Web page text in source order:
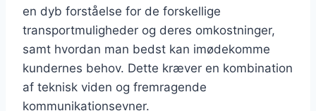
en dyb forståelse for de forskellige
transportmuligheder og deres omkostninger,
samt hvordan man bedst kan imødekomme
kundernes behov. Dette kræver en kombination
af teknisk viden og fremragende
kommunikationsevner.